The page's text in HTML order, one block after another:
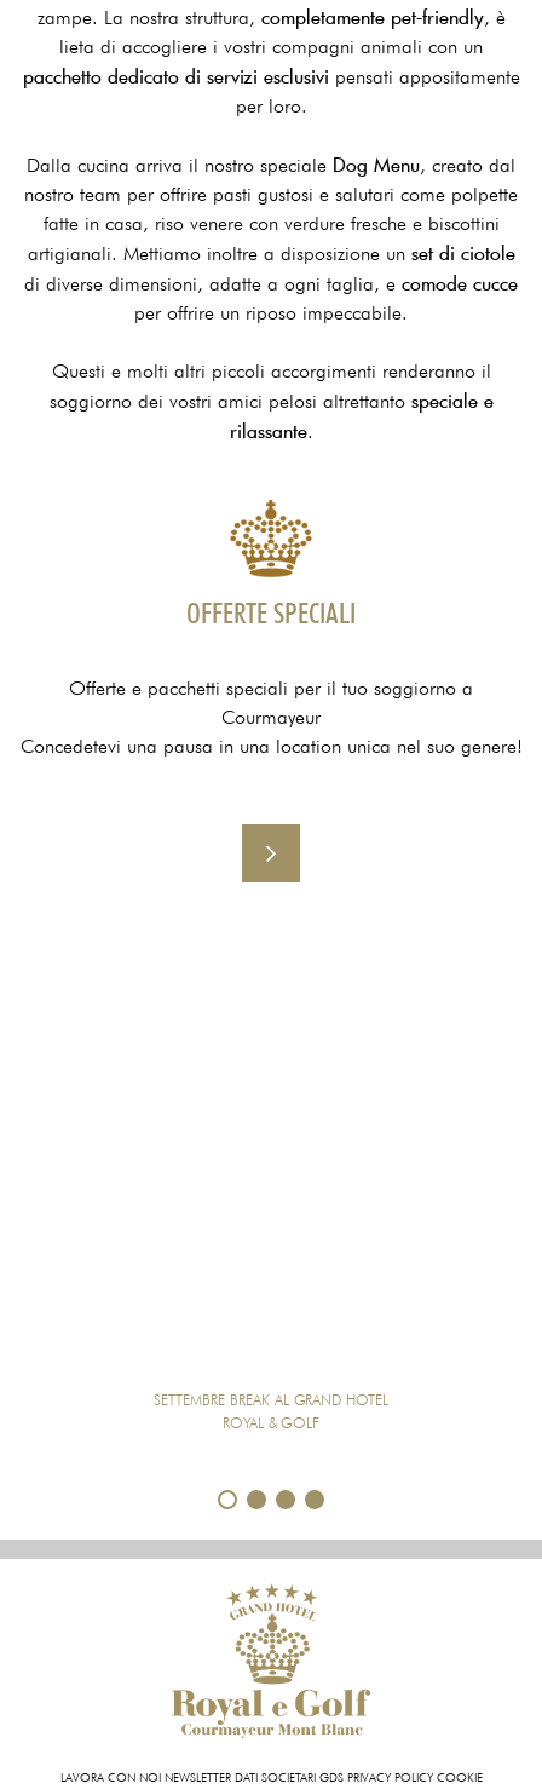
zampe. La nostra struttura, completamente pet-friendly, è
lieta di accogliere i vostri compagni animali con un
pacchetto dedicato di servizi esclusivi pensati appositamente
per loro.
Dalla cucina arriva il nostro speciale Dog Menu, creato dal
nostro team per offrire pasti gustosi e salutari come polpette
fatte in casa, riso venere con verdure fresche e biscottini
artigianali. Mettiamo inoltre a disposizione un set di ciotole
di diverse dimensioni, adatte a ogni taglia, e comode cucce
per offrire un riposo impeccabile.
Questi e molti altri piccoli accorgimenti renderanno il
soggiorno dei vostri amici pelosi altrettanto speciale e
rilassante.
OFFERTE SPECIALI
Offerte e pacchetti speciali per il tuo soggiorno a
Courmayeur
Concedetevi una pausa in una location unica nel suo genere!
ROYAL & GOLF
1
LAVORA CON NOI NEWSLETTER DATI SOCIETARI GDS PRIVACY POLICY COOKIE